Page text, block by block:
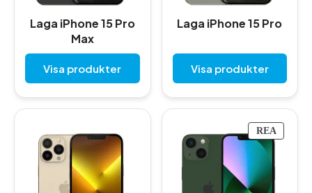
Laga iPhone 15 Pro
Max
Visa produkter
Laga iPhone 15 Pro
Visa produkter
REAP
R